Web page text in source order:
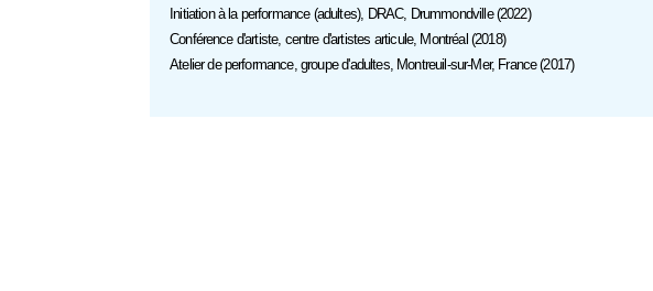
Initiation à la performance (adultes), DRAC, Drummondville (2022)
Conférence d'artiste, centre d'artistes articule, Montréal (2018)
Atelier de performance, groupe d'adultes, Montreuil-sur-Mer, France (2017)